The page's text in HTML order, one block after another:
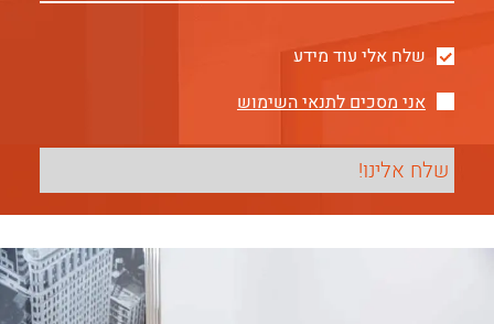
שלח אלי עוד מידע
אני מסכים לתנאי השימוש